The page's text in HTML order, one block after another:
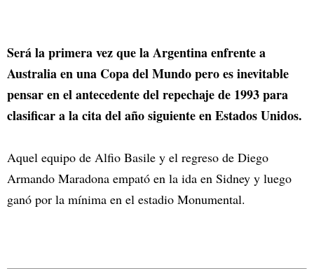
Será la primera vez que la Argentina enfrente a
Australia en una Copa del Mundo pero es inevitable
pensar en el antecedente del repechaje de 1993 para
clasificar a la cita del año siguiente en Estados Unidos.
Aquel equipo de Alfio Basile y el regreso de Diego
Armando Maradona empató en la ida en Sidney y luego
ganó por la mínima en el estadio Monumental.